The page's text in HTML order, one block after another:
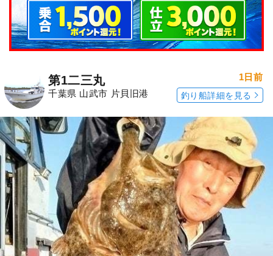
第1二三丸
千葉県 山武市 片貝旧港
1日前
釣り船詳細を見る